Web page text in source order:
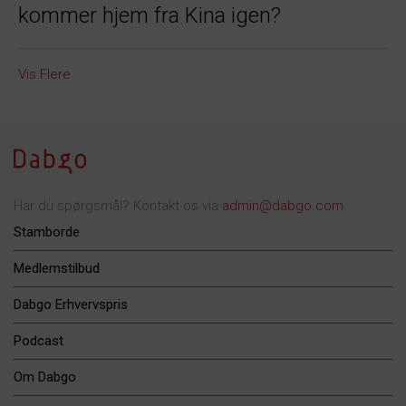
kommer hjem fra Kina igen?
Vis Flere
Har du spørgsmål? Kontakt os via admin@dabgo.com
Stamborde
Medlemstilbud
Dabgo Erhvervspris
Podcast
Om Dabgo